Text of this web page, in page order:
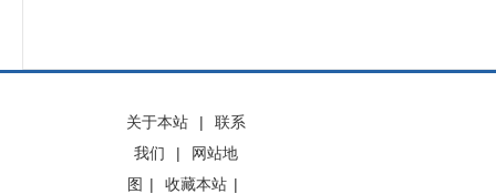
关于本站 |
联系
我们
|
网站地
图 | 收藏本站 |